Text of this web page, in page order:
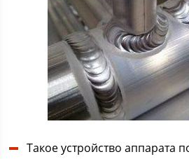
Такое устройство аппарата